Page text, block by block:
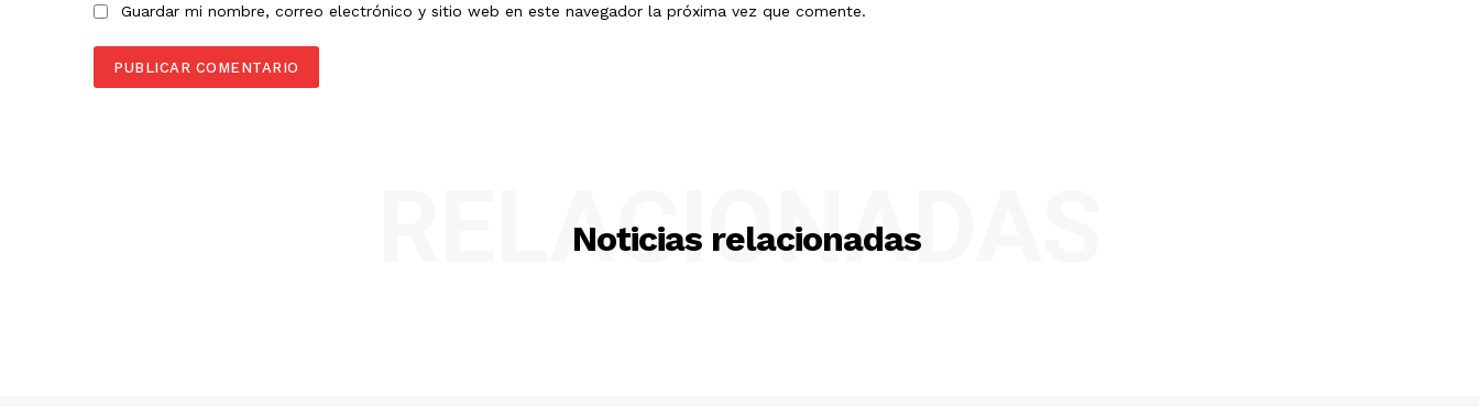
Guardar mi nombre, correo electrónico y sitio web en este navegador la próxima vez que comente.
Noticias relacionadas
RELACIONADAS